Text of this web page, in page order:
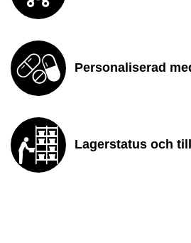
Personaliserad
Lagerstatus och